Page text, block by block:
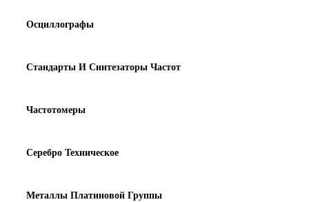
Осциллографы
Стандарты И Синтезаторы Частот
Частотомеры
Серебро Техническое
Металлы Платиновой Группы